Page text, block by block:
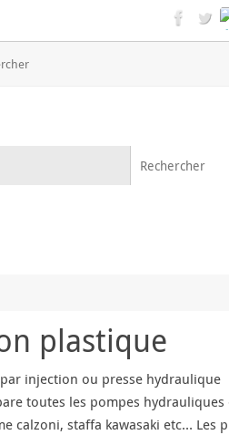
plastique
injection ou presse hydraulique
toutes les pompes hydrauliques
calzoni, staffa kawasaki etc… Les